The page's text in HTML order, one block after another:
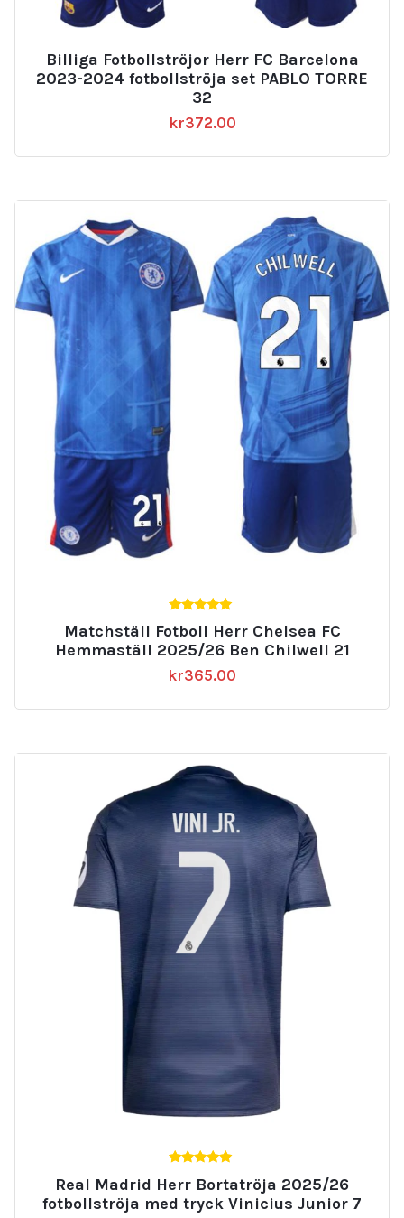
Billiga Fotbollströjor Herr FC Barcelona
2023-2024 fotbollströja set PABLO TORRE
32
kr372.00
av 5
Matchställ Fotboll Herr Chelsea FC
Hemmaställ 2025/26 Ben Chilwell 21
kr365.00
av 5
Real Madrid Herr Bortatröja 2025/26
fotbollströja med tryck Vinicius Junior 7